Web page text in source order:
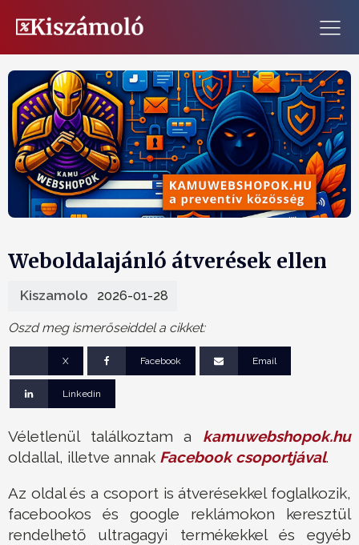
Weboldalajánló átverések ellen
Kiszamolo 2026-01-28
Oszd meg ismerőseiddel a cikket:
X Facebook Email
Linkedin
Véletlenül találkoztam a kamuwebshopok.hu
oldallal, illetve annak Facebook csoportjával.
Az oldal és a csoport is átverésekkel foglalkozik,
facebookos és google reklámokon keresztül
rendelhető ultragagyi termékekkel és egyéb